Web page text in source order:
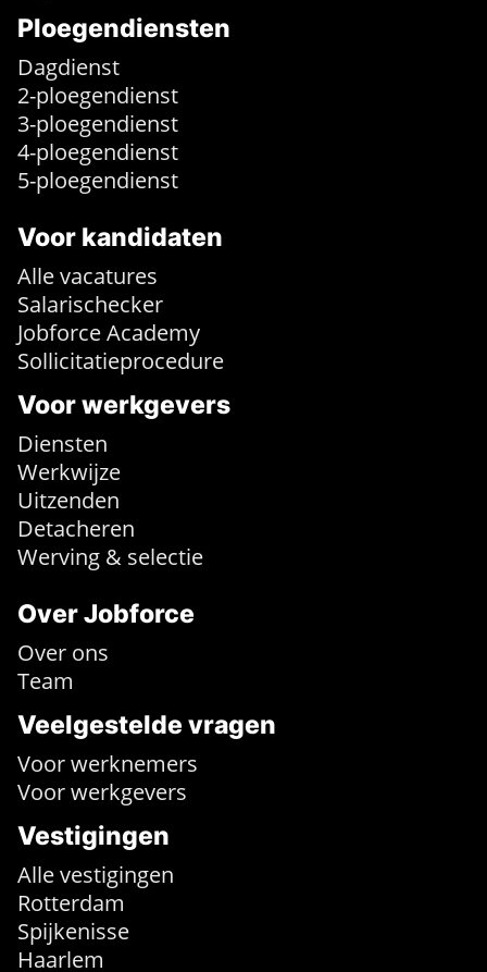
Ploegendiensten
Dagdienst
2-ploegendienst
3-ploegendienst
4-ploegendienst
5-ploegendienst
Voor kandidaten
Alle vacatures
Salarischecker
Jobforce Academy
Sollicitatieprocedure
Voor werkgevers
Diensten
Werkwijze
Uitzenden
Detacheren
Werving & selectie
Over Jobforce
Over ons
Team
Veelgestelde vragen
Voor werknemers
Voor werkgevers
Vestigingen
Alle vestigingen
Rotterdam
Spijkenisse
Haarlem